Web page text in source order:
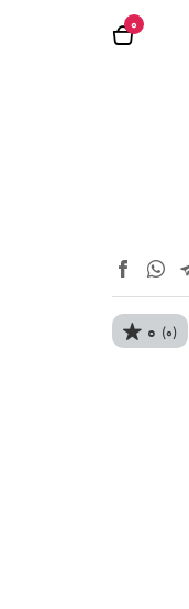
0
0 (0)